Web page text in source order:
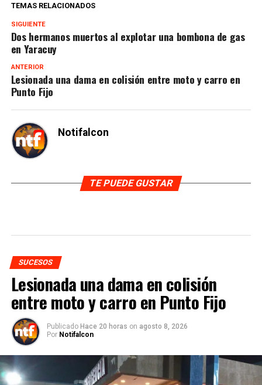
TEMAS RELACIONADOS
SIGUIENTE
Dos hermanos muertos al explotar una bombona de gas
en Yaracuy
ANTERIOR
Lesionada una dama en colisión entre moto y carro en
Punto Fijo
Notifalcon
TE PUEDE GUSTAR
SUCESOS
Lesionada una dama en colisión
entre moto y carro en Punto Fijo
Publicado Hace 20 horas on agosto 8, 2026
Por Notifalcon